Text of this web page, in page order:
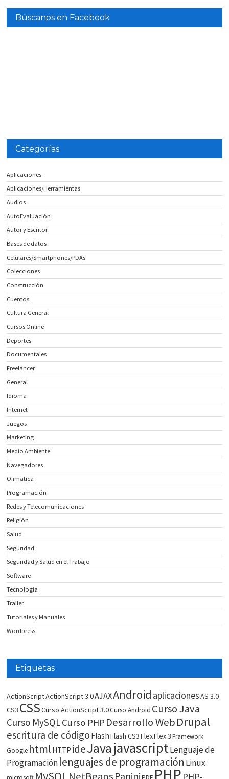
Búscanos en Facebook
Categorías
Aplicaciones
Aplicaciones/Herramientas
Audios
AutoEvaluación
Autor y Escritor
Bases de datos
Celulares/Smartphones/PDAs
Colecciones
Construcción
Cuentos
Cultura General
Cursos Online
Deportes
Documentales
Freelancer
General
Idioma
Internet
Juegos
Marketing
Medio Ambiente
Navegadores
Ofimatica
Programación
Redes y Telecomunicaciones
Religión
Salud
Seguridad
Seguridad y Salud en el Trabajo
Software
Tecnología
Trailer
Tutoriales y Manuales
Wordpress
Etiquetas
ActionScriptActionScript 3.0AJAXAndroid aplicacionesAS 3.0
CS3 CSSCurso ActionScript 3.0Curso Android Curso Java
Curso MySQLCurso PHP Desarrollo WebDrupal
escritura de código FlashFlash CS3FlexFlex 3 Framework
Google html HTTP ideJavajavascriptLenguaje de
Programaciónlenguajes de programación Linux
MySQL NetBeans Panini PHP PHP-